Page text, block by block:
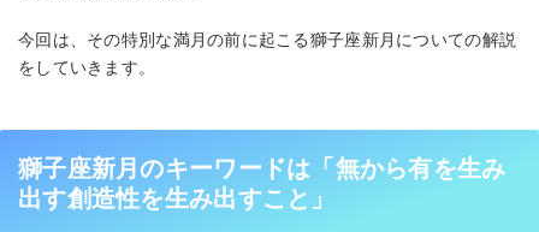
今回は、その特別な満月の前に起こる獅子座新月についての解説
をしていきます。
獅子座新月のキーワードは「無から有を生み
出す創造性を生み出すこと」